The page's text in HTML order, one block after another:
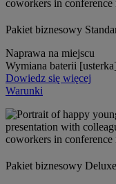
Pakiet biznesowy
Naprawa na miejscu
Wymiana baterii [usterka]
Dowiedz się więcej
Warunki
Pakiet biznesowy Deluxe